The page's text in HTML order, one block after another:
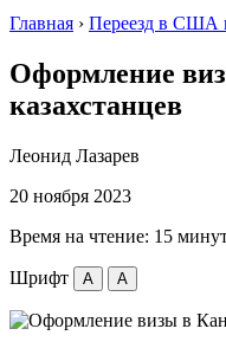
Главная › Переезд в США
Оформление
казахстанцев
Леонид Лазарев
20 ноября 2023
Время на чтение: 15
Шрифт A A